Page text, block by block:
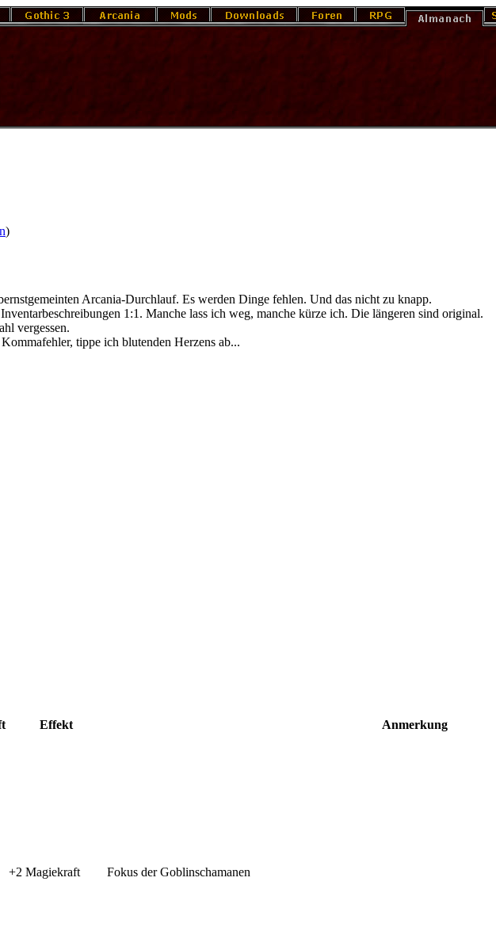
)
Arcania-Durchlauf. Es werden Dinge fehlen. Und das nicht zu knapp.
1:1. Manche lass ich weg, manche kürze ich. Die längeren sind original.
vergessen.
tippe ich blutenden Herzens ab...
Effekt
Anmerkung
+2 Magiekraft
Fokus der Goblinschamanen